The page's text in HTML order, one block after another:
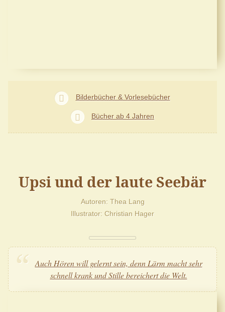
Bilderbücher & Vorlesebücher
Bücher ab 4 Jahren
Upsi und der laute Seebär
Autoren Thea Lang
Illustrator Christian Hager
Auch Hören will gelernt sein, denn Lärm macht sehr
schnell krank und Stille bereichert die Welt.